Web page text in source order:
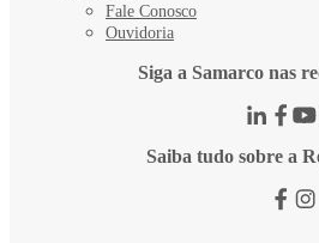
Fale Conosco
Ouvidoria
Siga a Samarco nas
Saiba tudo sobre a